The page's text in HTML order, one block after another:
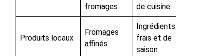
fromages
de cuisine
Produits locaux
Fromages
affinés
Ingrédients
frais et de
saison